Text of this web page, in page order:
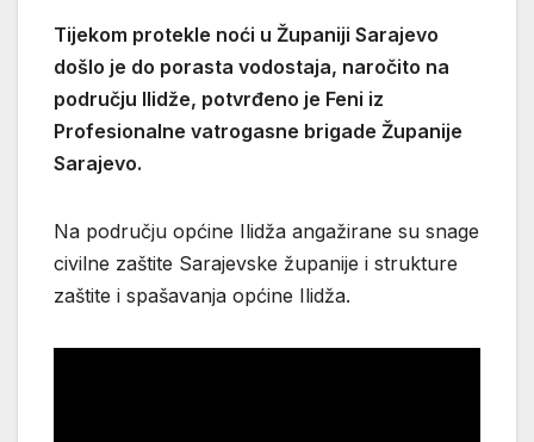
Tijekom protekle noći u Županiji Sarajevo
došlo je do porasta vodostaja, naročito na
području Ilidže, potvrđeno je Feni iz
Profesionalne vatrogasne brigade Županije
Sarajevo.
Na području općine Ilidža angažirane su snage
civilne zaštite Sarajevske županije i strukture
zaštite i spašavanja općine Ilidža.